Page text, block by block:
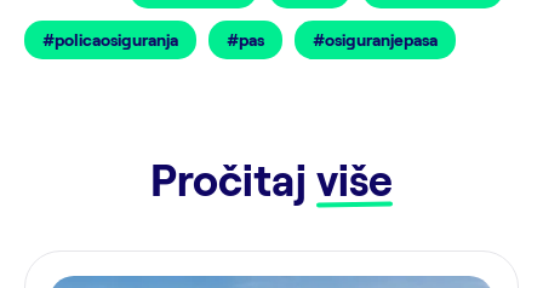
#policaosiguranja #pas #osiguranjepasa
Pročitaj više